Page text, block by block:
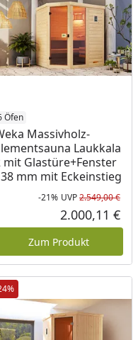
ProzentPreis
Preis
Öfen
Massivholz-
Laukkala
mit Glastüre+Fenster
mm mit Eckeinstieg
-21% UVP2.549,00 €
2.000,11 €
Zum Produkt